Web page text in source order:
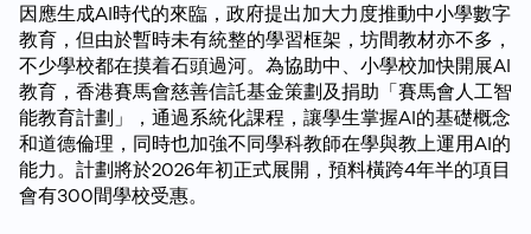
因應生成AI時代的來臨，政府提出加大力度推動中小學數字
教育，但由於暫時未有統整的學習框架，坊間教材亦不多，
不少學校都在摸着石頭過河。為協助中、小學校加快開展AI
教育，香港賽馬會慈善信託基金策劃及捐助「賽馬會人工智
能教育計劃」，通過系統化課程，讓學生掌握AI的基礎概念
和道德倫理，同時也加強不同學科教師在學與教上運用AI的
能力。計劃將於2026年初正式展開，預料橫跨4年半的項目
會有300間學校受惠。